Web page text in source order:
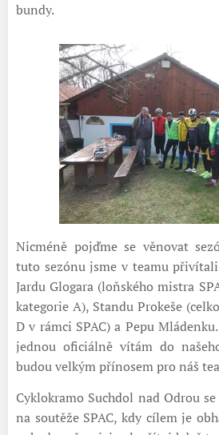
bundy.
Nicméně pojďme se věnovat
tuto sezónu jsme v teamu
Jardu Glogara (loňského mistra
kategorie A), Standu Prokeše
D v rámci SPAC) a Pepu
jednou oficiálně vítám do
budou velkým přínosem pro náš
Cyklokramo Suchdol nad Odrou
na soutěže SPAC, kdy cílem je